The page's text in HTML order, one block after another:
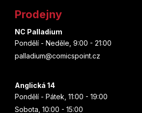
Prodejny
NC Palladium
Pondělí - Neděle, 9:00 - 21:00
palladium@comicspoint.cz
Anglická 14
Pondělí - Pátek, 11:00 - 19:00
Sobota, 10:00 - 15:00